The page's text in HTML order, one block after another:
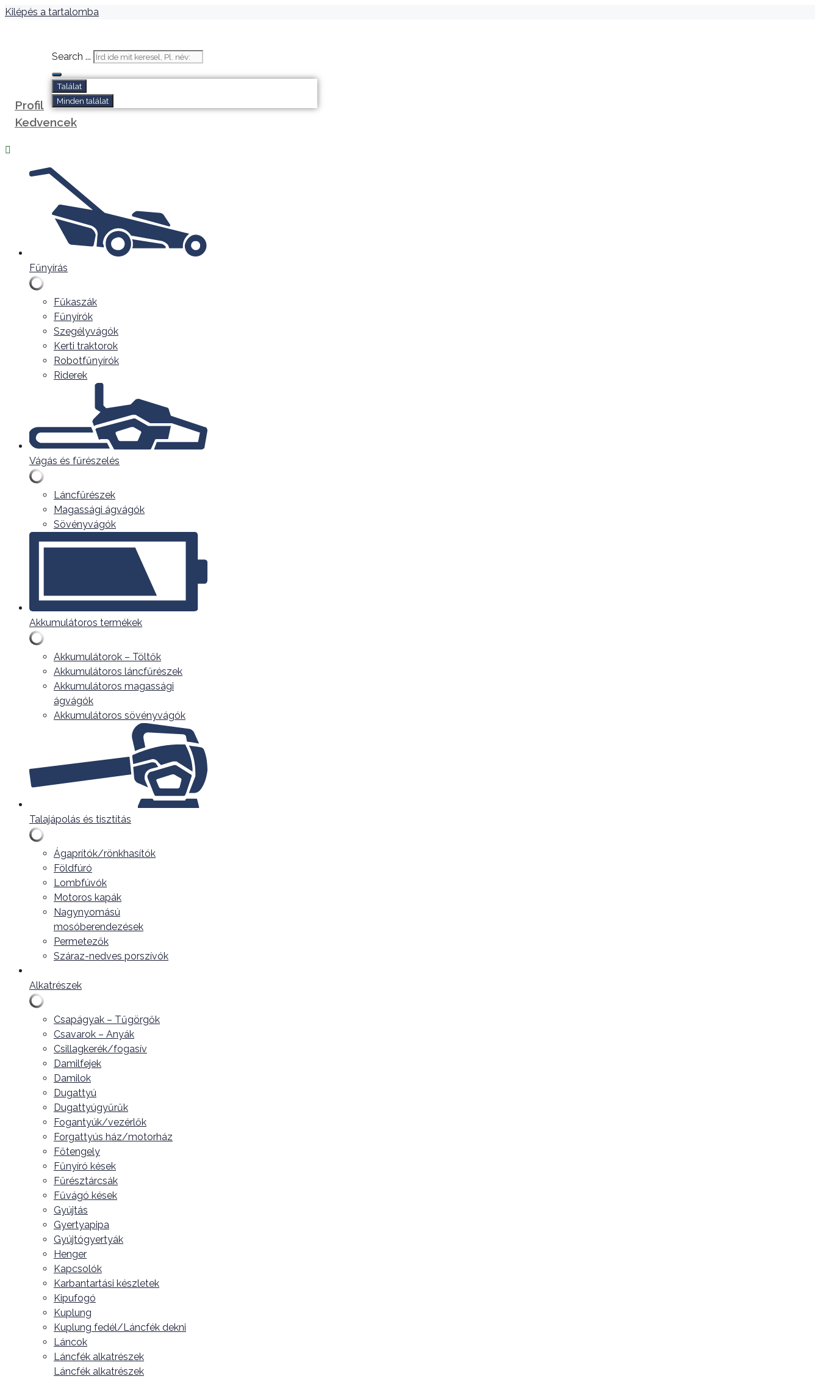
Kilépés a tartalomba
Search ...
Találat
Minden találat
Profil
Kedvencek
Fűnyírás
Fűkaszák
Fűnyírók
Szegélyvágók
Kerti traktorok
Robotfűnyírók
Riderek
Vágás és fűrészelés
Láncfűrészek
Magassági ágvágók
Sövényvágók
Akkumulátoros termékek
Akkumulátorok – Töltők
Akkumulátoros láncfűrészek
Akkumulátoros magassági
ágvágók
Akkumulátoros sövényvágók
Talajápolás és tisztítás
Ágaprítók/rönkhasítók
Földfúró
Lombfúvók
Motoros kapák
Nagynyomású
mosóberendezések
Permetezők
Száraz-nedves porszívók
Alkatrészek
Csapágyak – Tűgörgők
Csavarok – Anyák
Csillagkerék/fogasív
Damilfejek
Damilok
Dugattyú
Dugattyúgyűrűk
Fogantyúk/vezérlők
Forgattyús ház/motorház
Főtengely
Fűnyíró kések
Fűrésztárcsák
Fűvágó kések
Gyújtás
Gyertyapipa
Gyújtógyertyák
Henger
Kapcsolók
Karbantartási készletek
Kipufogó
Kuplung
Kuplung fedél/Láncfék dekni
Láncok
Láncfék alkatrészek
Láncfék alkatrészek